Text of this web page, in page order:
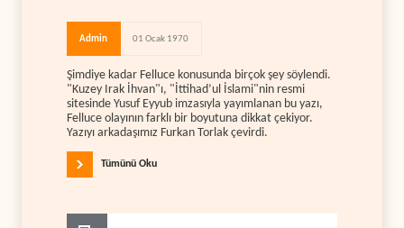
Admin 01 Ocak 1970
Şimdiye kadar Felluce konusunda birçok şey söylendi.
"Kuzey Irak İhvan"ı, "İttihad’ul İslami"nin resmi
sitesinde Yusuf Eyyub imzasıyla yayımlanan bu yazı,
Felluce olayının farklı bir boyutuna dikkat çekiyor.
Yazıyı arkadaşımız Furkan Torlak çevirdi.
Tümünü Oku